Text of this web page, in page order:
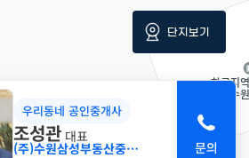
우리동네 공인중개사
조성관 대표
(주)수원삼성부동산중개법인
단지보기